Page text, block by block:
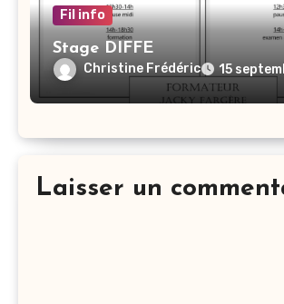
Fil info
Stage DIFFE
Christine Frédéric 15
Laisser un